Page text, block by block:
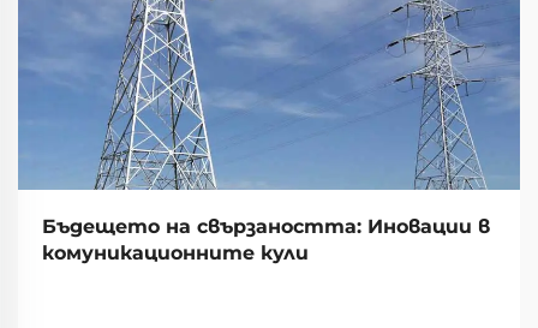
Бъдещето на свързаността: Иновации в
комуникационните кули